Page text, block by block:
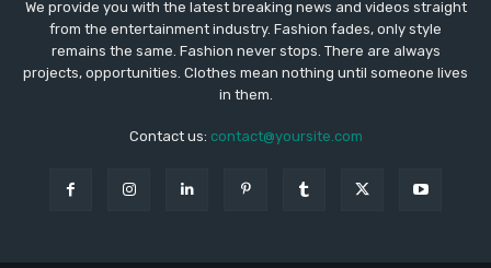
We provide you with the latest breaking news and videos straight
from the entertainment industry. Fashion fades, only style
remains the same. Fashion never stops. There are always
projects, opportunities. Clothes mean nothing until someone lives
in them.
Contact us: contact@yoursite.com